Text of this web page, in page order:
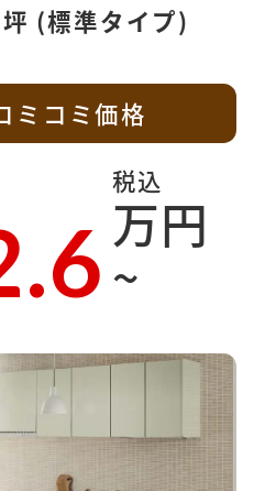
(標準タイプ)
ミコミ価格
税込
万円
~